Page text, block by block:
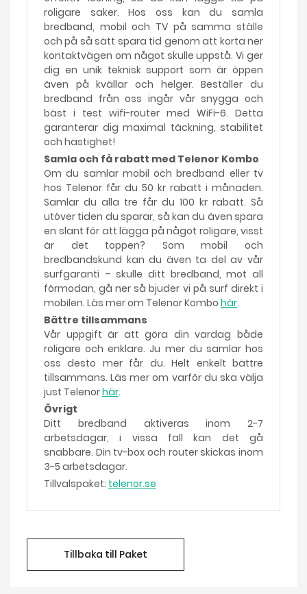
roligare saker. Hos oss kan du samla
bredband, mobil och TV på samma ställe
och på så sätt spara tid genom att korta ner
kontaktvägen om något skulle uppstå. Vi ger
dig en unik teknisk support som är öppen
även på kvällar och helger. Beställer du
bredband från oss ingår vår snygga och
bäst i test wifi-router med WiFi-6. Detta
garanterar dig maximal täckning, stabilitet
och hastighet!
Samla och få rabatt med Telenor Kombo
Om du samlar mobil och bredband eller tv
hos Telenor får du 50 kr rabatt i månaden.
Samlar du alla tre får du 100 kr rabatt. Så
utöver tiden du sparar, så kan du även spara
en slant för att lägga på något roligare, visst
är det toppen? Som mobil och
bredbandskund kan du även ta del av vår
surfgaranti – skulle ditt bredband, mot all
förmodan, gå ner så bjuder vi på surf direkt i
mobilen. Läs mer om Telenor Kombo här.
Bättre tillsammans
Vår uppgift är att göra din vardag både
roligare och enklare. Ju mer du samlar hos
oss desto mer får du. Helt enkelt bättre
tillsammans. Läs mer om varför du ska välja
just Telenorhär.
Övrigt
Ditt bredband aktiveras inom 2-7
arbetsdagar, i vissa fall kan det gå
snabbare. Din tv-box och router skickas inom
3-5 arbetsdagar.
Tillvalspaket: telenor.se
Tillbaka till Paket